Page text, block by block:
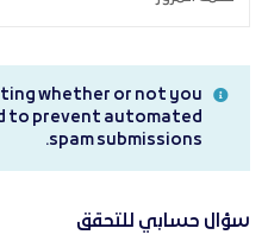
whether or not you
to prevent automated
spam submissions.
سؤال حسابي للتحقق